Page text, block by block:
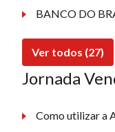
BANCO DO
Ver todos (27)
Jornada
Como utilizar a